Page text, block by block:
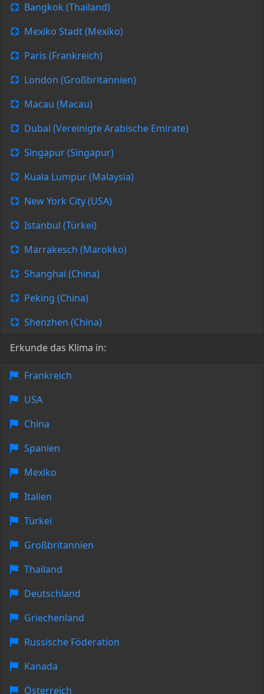
Bangkok (Thailand)
Mexiko Stadt (Mexiko)
Paris (Frankreich)
London (Großbritannien)
Macau (Macau)
Dubai (Vereinigte Arabische Emirate)
Singapur (Singapur)
Kuala Lumpur (Malaysia)
New York City (USA)
Istanbul (Türkei)
Marrakesch (Marokko)
Shanghai (China)
Peking (China)
Shenzhen (China)
Erkunde das Klima in:
Frankreich
USA
China
Spanien
Mexiko
Italien
Türkei
Großbritannien
Thailand
Deutschland
Griechenland
Russische Föderation
Kanada
Österreich